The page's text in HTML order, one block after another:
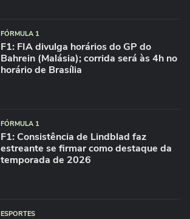
FÓRMULA 1
F1: FIA divulga horários do GP do
Bahrein (Malásia); corrida será às 4h no
horário de Brasília
FÓRMULA 1
F1: Consistência de Lindblad faz
estreante se firmar como destaque da
temporada de 2026
ESPORTES